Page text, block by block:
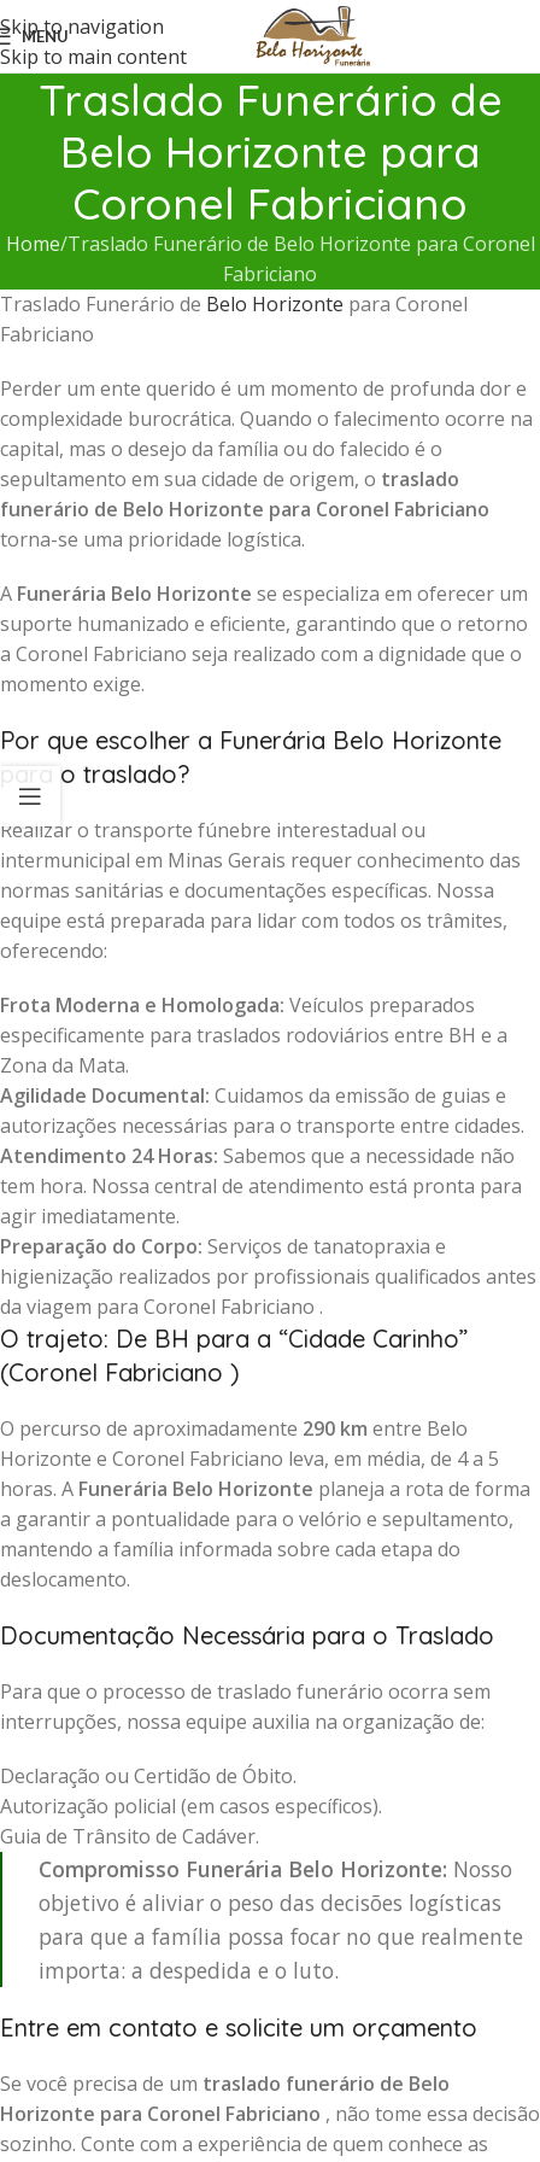
Skip to navigation
Skip to main content
MENU
Traslado Funerário de
Belo Horizonte para
Coronel Fabriciano
Home Traslado Funerário de Belo Horizonte para Coronel
Fabriciano
Traslado Funerário de Belo Horizonte para Coronel
Fabriciano
Perder um ente querido é um momento de profunda dor e
complexidade burocrática. Quando o falecimento ocorre na
capital, mas o desejo da família ou do falecido é o
sepultamento em sua cidade de origem, o traslado
funerário de Belo Horizonte para Coronel Fabriciano
torna-se uma prioridade logística.
A Funerária Belo Horizonte se especializa em oferecer um
suporte humanizado e eficiente, garantindo que o retorno
a Coronel Fabriciano seja realizado com a dignidade que o
momento exige.
Por que escolher a Funerária Belo Horizonte
para o traslado?
Realizar o transporte fúnebre interestadual ou
intermunicipal em Minas Gerais requer conhecimento das
normas sanitárias e documentações específicas. Nossa
equipe está preparada para lidar com todos os trâmites,
oferecendo:
Frota Moderna e Homologada: Veículos preparados
especificamente para traslados rodoviários entre BH e a
Zona da Mata.
Agilidade Documental: Cuidamos da emissão de guias e
autorizações necessárias para o transporte entre cidades.
Atendimento 24 Horas: Sabemos que a necessidade não
tem hora. Nossa central de atendimento está pronta para
agir imediatamente.
Preparação do Corpo: Serviços de tanatopraxia e
higienização realizados por profissionais qualificados antes
da viagem para Coronel Fabriciano .
O trajeto: De BH para a “Cidade Carinho”
(Coronel Fabriciano )
O percurso de aproximadamente 290 km entre Belo
Horizonte e Coronel Fabriciano leva, em média, de 4 a 5
horas. A Funerária Belo Horizonte planeja a rota de forma
a garantir a pontualidade para o velório e sepultamento,
mantendo a família informada sobre cada etapa do
deslocamento.
Documentação Necessária para o Traslado
Para que o processo de traslado funerário ocorra sem
interrupções, nossa equipe auxilia na organização de:
Declaração ou Certidão de Óbito.
Autorização policial (em casos específicos).
Guia de Trânsito de Cadáver.
Compromisso Funerária Belo Horizonte: Nosso
objetivo é aliviar o peso das decisões logísticas
para que a família possa focar no que realmente
importa: a despedida e o luto.
Entre em contato e solicite um orçamento
Se você precisa de um traslado funerário de Belo
Horizonte para Coronel Fabriciano , não tome essa decisão
sozinho. Conte com a experiência de quem conhece as